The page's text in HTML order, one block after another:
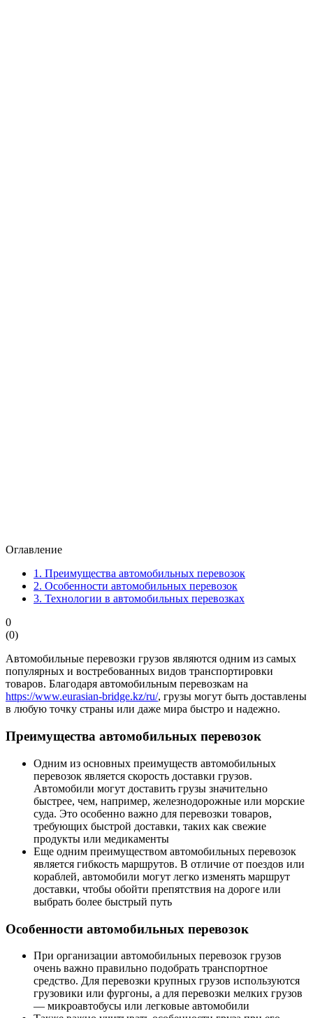
Оглавление
1. Преимущества автомобильных перевозок
2. Особенности автомобильных перевозок
3. Технологии в автомобильных перевозках
0
(0)
Автомобильные перевозки грузов являются одним из самых
популярных и востребованных видов транспортировки
товаров. Благодаря автомобильным перевозкам на
https://www.eurasian-bridge.kz/ru/, грузы могут быть доставлены
в любую точку страны или даже мира быстро и надежно.
Преимущества автомобильных перевозок
Одним из основных преимуществ автомобильных
перевозок является скорость доставки грузов.
Автомобили могут доставить грузы значительно
быстрее, чем, например, железнодорожные или морские
суда. Это особенно важно для перевозки товаров,
требующих быстрой доставки, таких как свежие
продукты или медикаменты
Еще одним преимуществом автомобильных перевозок
является гибкость маршрутов. В отличие от поездов или
кораблей, автомобили могут легко изменять маршрут
доставки, чтобы обойти препятствия на дороге или
выбрать более быстрый путь
Особенности автомобильных перевозок
При организации автомобильных перевозок грузов
очень важно правильно подобрать транспортное
средство. Для перевозки крупных грузов используются
грузовики или фургоны, а для перевозки мелких грузов
— микроавтобусы или легковые автомобили